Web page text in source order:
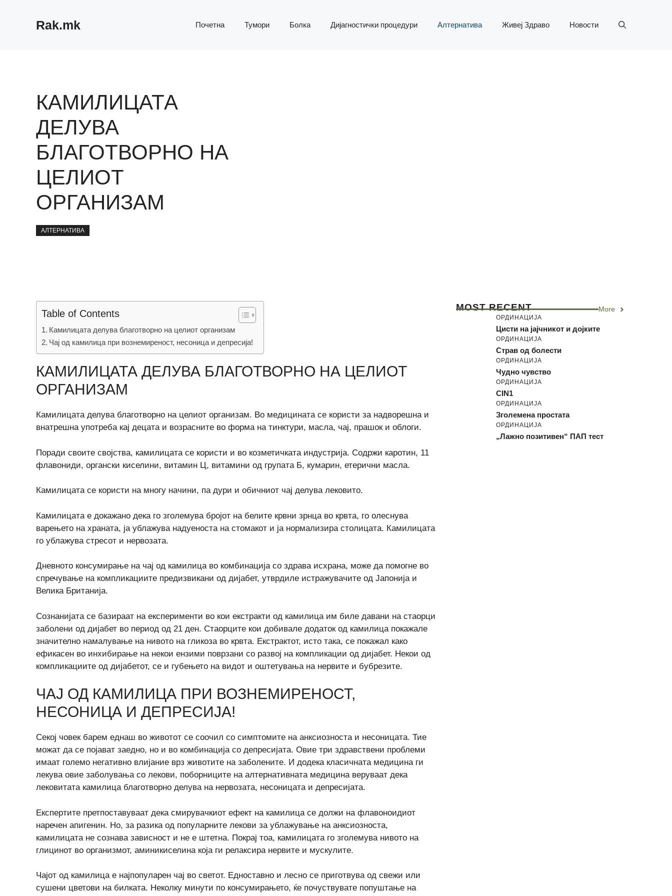
Rak.mk Почетна Тумори Болка Дијагностички процедури Алтернатива Живеј Здраво Новости
КАМИЛИЦАТА
ДЕЛУВА
БЛАГОТВОРНО НА
ЦЕЛИОТ
ОРГАНИЗАМ
АЛТЕРНАТИВА
Table of Contents
Камилицата делува благотворно на целиот организам
Чај од камилица при вознемиреност, несоница и депресија!
КАМИЛИЦАТА ДЕЛУВА БЛАГОТВОРНО НА ЦЕЛИОТ
ОРГАНИЗАМ
Камилицата делува благотворно на целиот организам. Во медицината се користи за надворешна и
внатрешна употреба кај децата и возрасните во форма на тинктури, масла, чај, прашок и облоги.
Поради своите својства, камилицата се користи и во козметичката индустрија. Содржи каротин, 11
флавониди, органски киселини, витамин Ц, витамини од групата Б, кумарин, етерични масла.
Камилицата се користи на многу начини, па дури и обичниот чај делува лековито.
Камилицата е докажано дека го зголемува бројот на белите крвни зрнца во крвта, го олеснува
варењето на храната, ја ублажува надуеноста на стомакот и ја нормализира столицата. Камилицата
го ублажува стресот и нервозата.
Дневното консумирање на чај од камилица во комбинација со здрава исхрана, може да помогне во
спречување на компликациите предизвикани од дијабет, утврдиле истражувачите од Јапонија и
Велика Британија.
Сознанијата се базираат на експерименти во кои екстракти од камилица им биле давани на стаорци
заболени од дијабет во период од 21 ден. Стаорците кои добивале додаток од камилица покажале
значително намалување на нивото на гликоза во крвта. Екстрактот, исто така, се покажал како
ефикасен во инхибирање на некои ензими поврзани со развој на компликации од дијабет. Некои од
компликациите од дијабетот, се и губењето на видот и оштетувања на нервите и бубрезите.
ЧАЈ ОД КАМИЛИЦА ПРИ ВОЗНЕМИРЕНОСТ,
НЕСОНИЦА И ДЕПРЕСИЈА!
Секој човек барем еднаш во животот се соочил со симптомите на анксиозноста и несоницата. Тие
можат да се појават заедно, но и во комбинација со депресијата. Овие три здравствени проблеми
имаат големо негативно влијание врз животите на заболените. И додека класичната медицина ги
лекува овие заболувања со лекови, поборниците на алтернативната медицина веруваат дека
лековитата камилица благотворно делува на нервозата, несоницата и депресијата.
Експертите претпоставуваат дека смирувачкиот ефект на камилица се должи на флавоноидиот
наречен апигенин. Но, за разика од популарните лекови за ублажување на анксиозноста,
камилицата не сознава зависност и не е штетна. Покрај тоа, камилицата го зголемува нивото на
глицинот во организмот, аминикиселина која ги релаксира нервите и мускулите.
Чајот од камилица е најпопуларен чај во светот. Едноставно и лесно се приготвува од свежи или
сушени цветови на билката. Неколку минути по консумирањето, ќе почуствувате попуштање на
MOST RECENT More
ОРДИНАЦИЈА
Цисти на јајчникот и дојките
ОРДИНАЦИЈА
Страв од болести
ОРДИНАЦИЈА
Чудно чувство
ОРДИНАЦИЈА
CIN1
ОРДИНАЦИЈА
Зголемена простата
ОРДИНАЦИЈА
„Лажно позитивен“ ПАП тест